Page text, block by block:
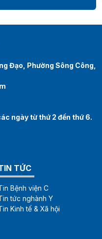
Đạo, Phường Sông Công,
ngày từ thứ 2 đến thứ 6.
TỨC
Bệnh viện C
tức nghành Y
Kinh tế & Xã hội